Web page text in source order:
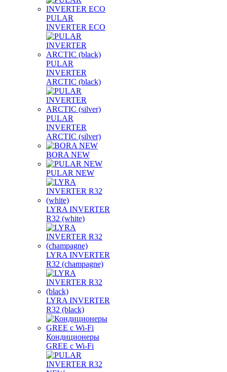
PULAR
INVERTER ECO
PULAR
INVERTER
ARCTIC (black)
PULAR
INVERTER
ARCTIC (silver)
BORA NEW
PULAR NEW
LYRA INVERTER
R32 (white)
LYRA INVERTER
R32 (champagne)
LYRA INVERTER
R32 (black)
Кондиционеры
GREE с Wi-Fi